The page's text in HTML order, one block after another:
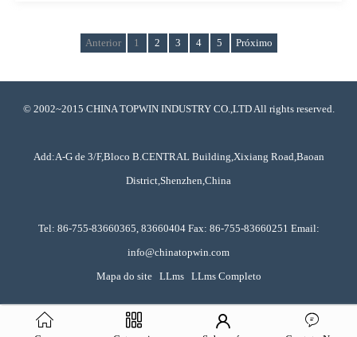
Anterior 1 2 3 4 5 Próximo
© 2002~2015 CHINA TOPWIN INDUSTRY CO.,LTD All rights reserved.
Add:A-G de 3/F,Bloco B.CENTRAL Building,Xixiang Road,Baoan
District,Shenzhen,China
Tel: 86-755-83660365, 83660404 Fax: 86-755-83660251 Email:
info@chinatopwin.com
Mapa do site LLms LLms Completo